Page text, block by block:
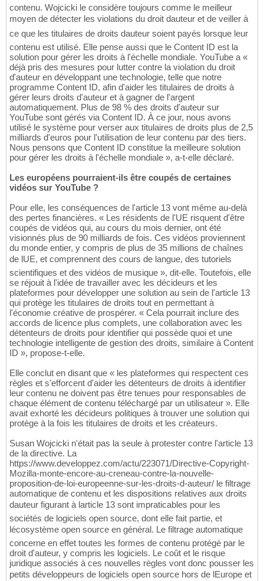
contenu. Wojcicki le considère toujours comme le meilleur
moyen de détecter les violations du droit dauteur et de veiller à
ce que les titulaires de droits dauteur soient payés lorsque leur
contenu est utilisé. Elle pense aussi que le Content ID est la
solution pour gérer les droits à l'échelle mondiale. YouTube a «
déjà pris des mesures pour lutter contre la violation du droit
d'auteur en développant une technologie, telle que notre
programme Content ID, afin d'aider les titulaires de droits à
gérer leurs droits d'auteur et à gagner de l'argent
automatiquement. Plus de 98 % des droits d'auteur sur
YouTube sont gérés via Content ID. À ce jour, nous avons
utilisé le système pour verser aux titulaires de droits plus de 2,5
milliards d'euros pour l'utilisation de leur contenu par des tiers.
Nous pensons que Content ID constitue la meilleure solution
pour gérer les droits à l'échelle mondiale », a-t-elle déclaré.
Les européens pourraient-ils être coupés de certaines
vidéos sur YouTube ?
Pour elle, les conséquences de l'article 13 vont même au-delà
des pertes financières. « Les résidents de l'UE risquent d'être
coupés de vidéos qui, au cours du mois dernier, ont été
visionnés plus de 90 milliards de fois. Ces vidéos proviennent
du monde entier, y compris de plus de 35 millions de chaînes
de lUE, et comprennent des cours de langue, des tutoriels
scientifiques et des vidéos de musique », dit-elle. Toutefois, elle
se réjouit à l'idée de travailler avec les décideurs et les
plateformes pour développer une solution au sein de l'article 13
qui protège les titulaires de droits tout en permettant à
l'économie créative de prospérer. « Cela pourrait inclure des
accords de licence plus complets, une collaboration avec les
détenteurs de droits pour identifier qui possède quoi et une
technologie intelligente de gestion des droits, similaire à Content
ID », propose-t-elle.
Elle conclut en disant que « les plateformes qui respectent ces
règles et s'efforcent d'aider les détenteurs de droits à identifier
leur contenu ne doivent pas être tenues pour responsables de
chaque élément de contenu téléchargé par un utilisateur ». Elle
avait exhorté les décideurs politiques à trouver une solution qui
protège à la fois les titulaires de droits et les créateurs.
Susan Wojcicki n'était pas la seule à protester contre l'article 13
de la directive. La
https://www.developpez.com/actu/223071/Directive-Copyright-
Mozilla-monte-encore-au-creneau-contre-la-nouvelle-
proposition-de-loi-europeenne-sur-les-droits-d-auteur/ le filtrage
automatique de contenu et les dispositions relatives aux droits
dauteur figurant à larticle 13 sont impraticables pour les
sociétés de logiciels open source, dont elle fait partie, et
lécosystème open source en général. Le filtrage automatique
concerne en effet toutes les formes de contenu protégé par le
droit d'auteur, y compris les logiciels. Le coût et le risque
juridique associés à ces nouvelles règles vont donc pousser les
petits développeurs de logiciels open source hors de lEurope et